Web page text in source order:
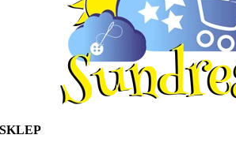
SKLEP